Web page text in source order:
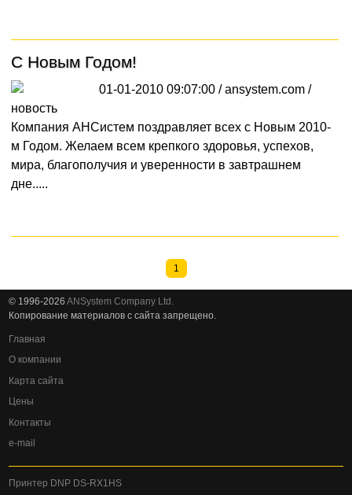
С Новым Годом!
01-01-2010 09:07:00 / ansystem.com /
новость
Компания АНСистем поздравляет всех с Новым 2010-
м Годом. Желаем всем крепкого здоровья, успехов,
мира, благополучия и уверенности в завтрашнем
дне.....
1
© 1996-2026ANSystem Company Ltd.
Копирование материалов с сайта запрещено.
Главная
О компании
Карта сайта
Цены
Контакты
e-mail
Принтер DNP DS-RX1HS